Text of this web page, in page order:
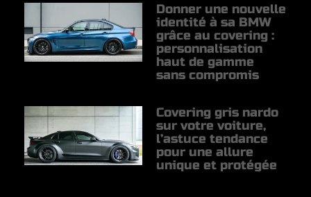
Donner une nouvelle
identité à sa BMW
grâce au covering :
personnalisation
haut de gamme
sans compromis
Covering gris nardo
sur votre voiture,
l’astuce tendance
pour une allure
unique et protégée